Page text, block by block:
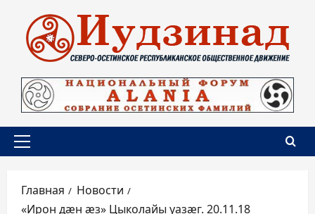
содержимому
Основное
Главная
Новости
«Ирон дæн æз» Цыколайы уазæг. 20.11.18